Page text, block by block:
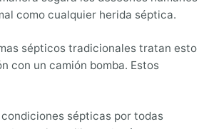
como cualquier herida séptica.
sépticos tradicionales tratan esto
con un camión bomba. Estos
sépticas por todas